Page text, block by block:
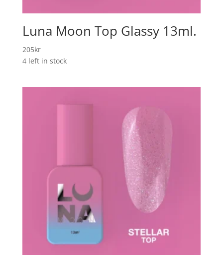
Luna Moon Top Glassy 13ml.
205kr
4 left in stock